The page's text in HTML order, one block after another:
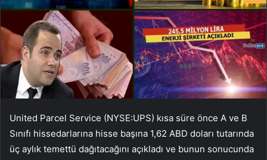
United Parcel Service (NYSE:UPS) kısa süre önce A ve B
Sınıfı hissedarlarına hisse başına 1,62 ABD doları tutarında
üç aylık temettü dağıtacağını açıkladı ve bunun sonucunda